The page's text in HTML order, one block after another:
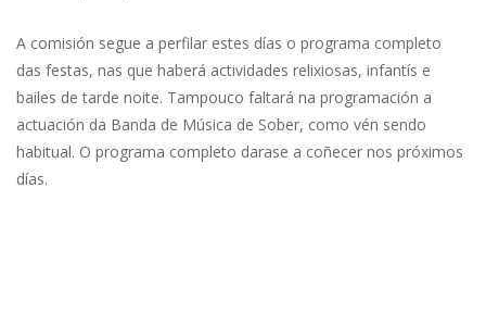
A comisión segue a perfilar estes días o programa completo
das festas, nas que haberá actividades relixiosas, infantís e
bailes de tarde noite. Tampouco faltará na programación a
actuación da Banda de Música de Sober, como vén sendo
habitual. O programa completo darase a coñecer nos próximos
días.